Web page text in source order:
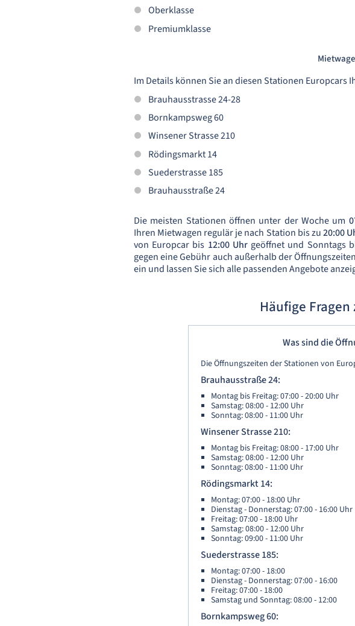
Oberklasse
Premiumklasse
Im Details können Sie an diesen Stationen Europcars
Brauhausstrasse 24-28
Bornkampsweg 60
Winsener Strasse 210
Rödingsmarkt 14
Suederstrasse 185
Brauhausstraße 24
Die meisten Stationen öffnen unter der Woche um
Ihren Mietwagen regulär je nach Station bis zu20:00
von Europcar bis 12:00 Uhrgeöffnet und Sonntags
gegen eine Gebühr auch außerhalb der
ein und lassen Sie sich alle passenden Angebote
Häufige
Was sind die
Die Öffnungszeiten der Stationen von
Brauhausstraße 24:
Montag bis Freitag: 07:00 - 20:00 Uhr
Samstag: 08:00 - 12:00 Uhr
Sonntag: 08:00 - 11:00 Uhr
Winsener Strasse 210:
Montag bis Freitag: 08:00 - 17:00 Uhr
Samstag: 08:00 - 12:00 Uhr
Sonntag: 08:00 - 11:00 Uhr
Rödingsmarkt 14:
Montag: 07:00 - 18:00 Uhr
Dienstag - Donnerstag: 07:00 - 16:00 Uhr
Freitag: 07:00 - 18:00 Uhr
Samstag: 08:00 - 12:00 Uhr
Sonntag: 09:00 - 11:00 Uhr
Suederstrasse 185:
Montag: 07:00 - 18:00
Dienstag - Donnerstag: 07:00 - 16:00
Freitag: 07:00 - 18:00
Samstag und Sonntag: 08:00 - 12:00
Bornkampsweg 60: